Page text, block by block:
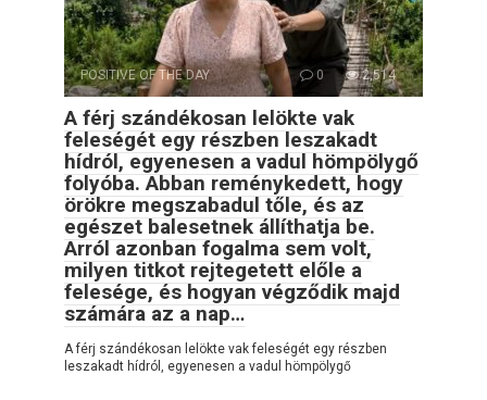
POSITIVE OF THE DAY 0 2,514
A férj szándékosan lelökte vak
feleségét egy részben leszakadt
hídról, egyenesen a vadul hömpölygő
folyóba. Abban reménykedett, hogy
örökre megszabadul tőle, és az
egészet balesetnek állíthatja be.
Arról azonban fogalma sem volt,
milyen titkot rejtegetett előle a
felesége, és hogyan végződik majd
számára az a nap…
A férj szándékosan lelökte vak feleségét egy részben
leszakadt hídról, egyenesen a vadul hömpölygő